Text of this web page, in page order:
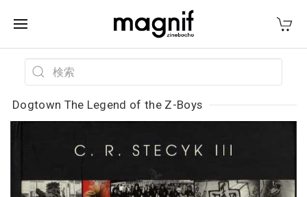
Dogtown The Legend of the Z-Boys